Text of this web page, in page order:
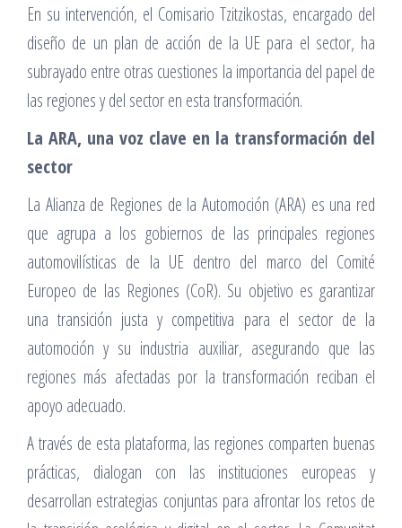
En su intervención, el Comisario Tzitzikostas, encargado del
diseño de un plan de acción de la UE para el sector, ha
subrayado entre otras cuestiones la importancia del papel de
las regiones y del sector en esta transformación.
La ARA, una voz clave en la transformación del
sector
La Alianza de Regiones de la Automoción (ARA) es una red
que agrupa a los gobiernos de las principales regiones
automovilísticas de la UE dentro del marco del Comité
Europeo de las Regiones (CoR). Su objetivo es garantizar
una transición justa y competitiva para el sector de la
automoción y su industria auxiliar, asegurando que las
regiones más afectadas por la transformación reciban el
apoyo adecuado.
A través de esta plataforma, las regiones comparten buenas
prácticas, dialogan con las instituciones europeas y
desarrollan estrategias conjuntas para afrontar los retos de